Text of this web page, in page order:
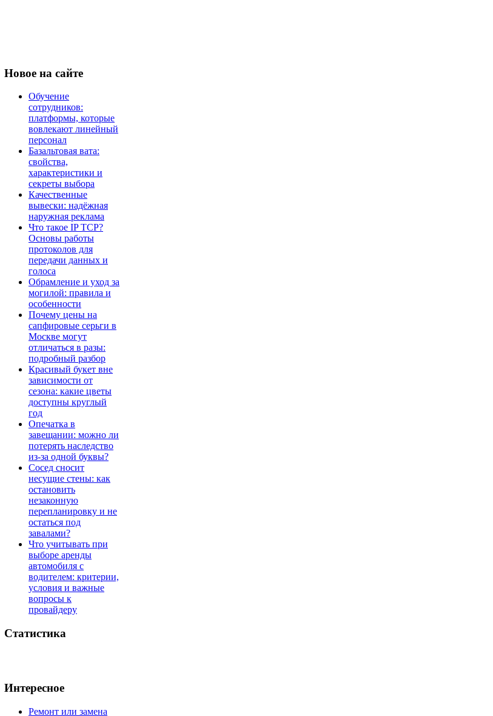
Новое на сайте
Обучение
сотрудников:
платформы, которые
вовлекают линейный
персонал
Базальтовая вата:
свойства,
характеристики и
секреты выбора
Качественные
вывески: надёжная
наружная реклама
Что такое IP TCP?
Основы работы
протоколов для
передачи данных и
голоса
Обрамление и уход за
могилой: правила и
особенности
Почему цены на
сапфировые серьги в
Москве могут
отличаться в разы:
подробный разбор
Красивый букет вне
зависимости от
сезона: какие цветы
доступны круглый
год
Опечатка в
завещании: можно ли
потерять наследство
из-за одной буквы?
Сосед сносит
несущие стены: как
остановить
незаконную
перепланировку и не
остаться под
завалами?
Что учитывать при
выборе аренды
автомобиля с
водителем: критерии,
условия и важные
вопросы к
провайдеру
Статистика
Интересное
Ремонт или замена